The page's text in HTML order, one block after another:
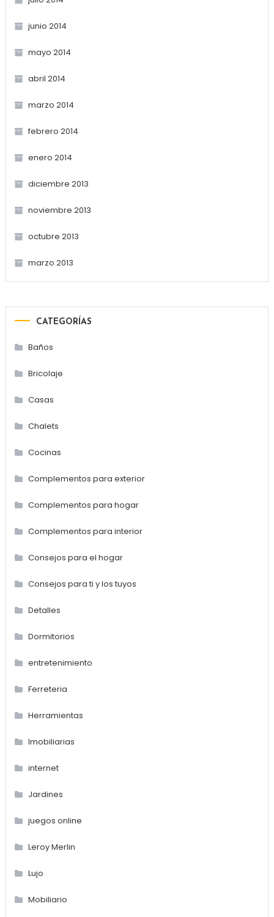
junio 2014
mayo 2014
abril 2014
marzo 2014
febrero 2014
enero 2014
diciembre 2013
noviembre 2013
octubre 2013
marzo 2013
CATEGORÍAS
Baños
Bricolaje
Casas
Chalets
Cocinas
Complementos para exterior
Complementos para hogar
Complementos para interior
Consejos para el hogar
Consejos para ti y los tuyos
Detalles
Dormitorios
entretenimiento
Ferreteria
Herramientas
Imobiliarias
internet
Jardines
juegos online
Leroy Merlin
Lujo
Mobiliario